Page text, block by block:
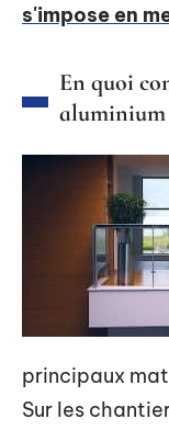
s'impose en
En quoi
aluminium
principaux
Sur les